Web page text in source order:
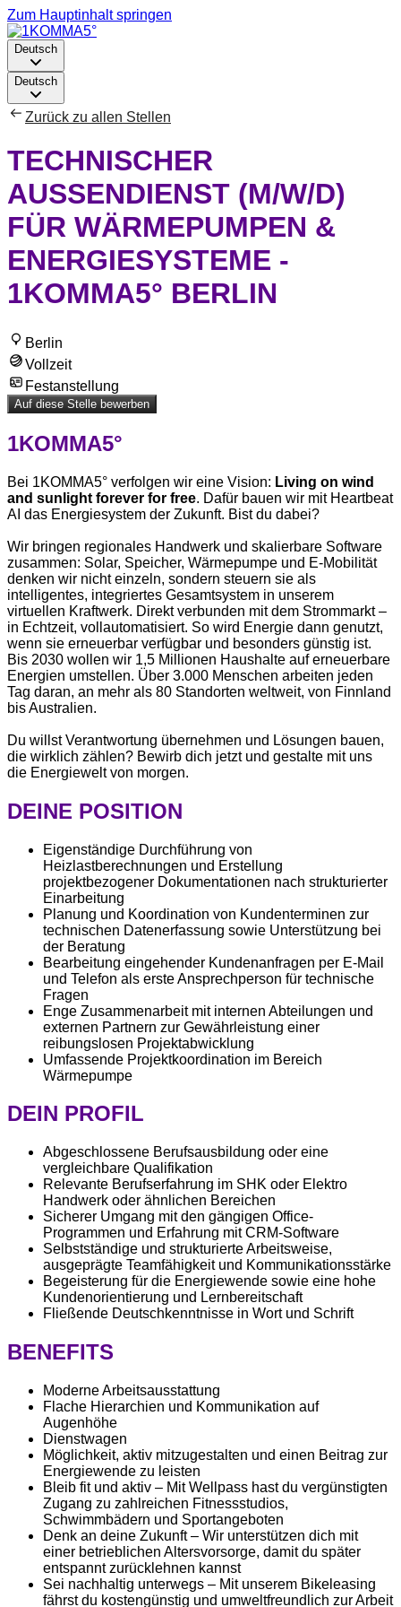
Zum Hauptinhalt springen
Deutsch
Deutsch
Zurück zu allen Stellen
TECHNISCHER
AUSSENDIENST (M/W/D) F
ÜR WÄRMEPUMPEN & E
NERGIESYSTEME - 1
KOMMA5° BERLIN
Berlin
Vollzeit
Festanstellung
Auf diese Stelle bewerben
1KOMMA5°
Bei 1KOMMA5° verfolgen wir eine Vision: Living on wind
and sunlight forever for free. Dafür bauen wir mit Heartbeat
AI das Energiesystem der Zukunft. Bist du dabei?
Wir bringen regionales Handwerk und skalierbare Software
zusammen: Solar, Speicher, Wärmepumpe und E-Mobilität
denken wir nicht einzeln, sondern steuern sie als
intelligentes, integriertes Gesamtsystem in unserem
virtuellen Kraftwerk. Direkt verbunden mit dem Strommarkt –
in Echtzeit, vollautomatisiert. So wird Energie dann genutzt,
wenn sie erneuerbar verfügbar und besonders günstig ist.
Bis 2030 wollen wir 1,5 Millionen Haushalte auf erneuerbare
Energien umstellen. Über 3.000 Menschen arbeiten jeden
Tag daran, an mehr als 80 Standorten weltweit, von Finnland
bis Australien.
Du willst Verantwortung übernehmen und Lösungen bauen,
die wirklich zählen? Bewirb dich jetzt und gestalte mit uns
die Energiewelt von morgen.
DEINE POSITION
Eigenständige Durchführung von
Heizlastberechnungen und Erstellung
projektbezogener Dokumentationen nach strukturierter
Einarbeitung
Planung und Koordination von Kundenterminen zur
technischen Datenerfassung sowie Unterstützung bei
der Beratung
Bearbeitung eingehender Kundenanfragen per E-Mail
und Telefon als erste Ansprechperson für technische
Fragen
Enge Zusammenarbeit mit internen Abteilungen und
externen Partnern zur Gewährleistung einer
reibungslosen Projektabwicklung
Umfassende Projektkoordination im Bereich
Wärmepumpe
DEIN PROFIL
Abgeschlossene Berufsausbildung oder eine
vergleichbare Qualifikation
Relevante Berufserfahrung im SHK oder Elektro
Handwerk oder ähnlichen Bereichen
Sicherer Umgang mit den gängigen Office-
Programmen und Erfahrung mit CRM-Software
Selbstständige und strukturierte Arbeitsweise,
ausgeprägte Teamfähigkeit und Kommunikationsstärke
Begeisterung für die Energiewende sowie eine hohe
Kundenorientierung und Lernbereitschaft
Fließende Deutschkenntnisse in Wort und Schrift
BENEFITS
Moderne Arbeitsausstattung
Flache Hierarchien und Kommunikation auf
Augenhöhe
Dienstwagen
Möglichkeit, aktiv mitzugestalten und einen Beitrag zur
Energiewende zu leisten
Bleib fit und aktiv – Mit Wellpass hast du vergünstigten
Zugang zu zahlreichen Fitnessstudios,
Schwimmbädern und Sportangeboten
Denk an deine Zukunft – Wir unterstützen dich mit
einer betrieblichen Altersvorsorge, damit du später
entspannt zurücklehnen kannst
Sei nachhaltig unterwegs – Mit unserem Bikeleasing
fährst du kostengünstig und umweltfreundlich zur Arbeit